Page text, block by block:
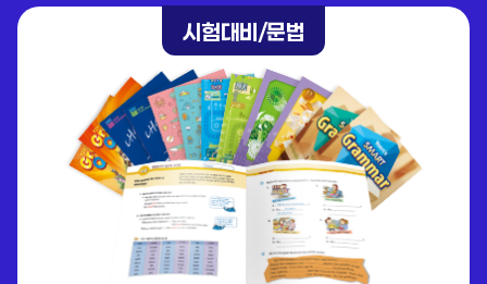
시험대비/문법